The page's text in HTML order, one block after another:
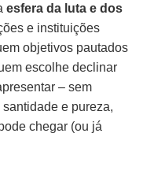
esfera da luta e dos
e instituições
objetivos pautados
escolhe declinar
– sem
e pureza,
chegar (ou já